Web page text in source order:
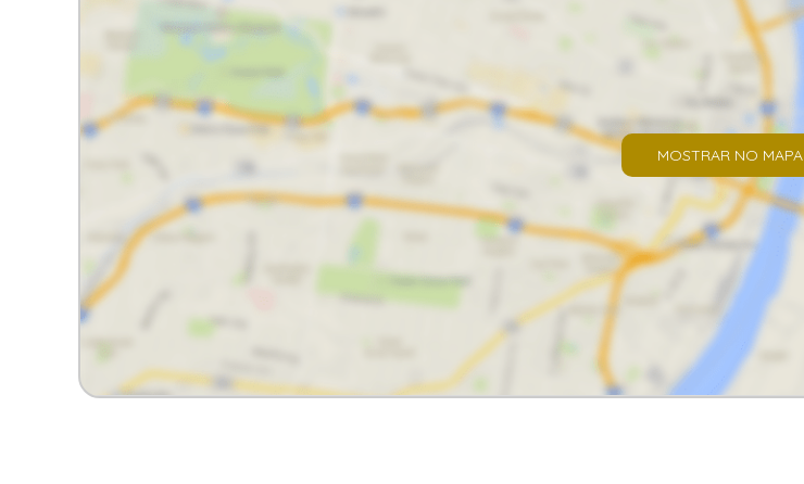
MOSTRAR NO MAPA